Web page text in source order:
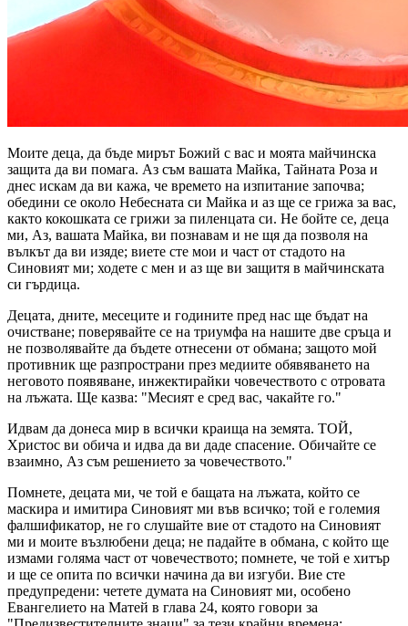
Моите деца, да бъде мирът Божий с вас и моята майчинска
защита да ви помага. Аз съм вашата Майка, Тайната Роза и
днес искам да ви кажа, че времето на изпитание започва;
обедини се около Небесната си Майка и аз ще се грижа за вас,
както кокошката се грижи за пиленцата си. Не бойте се, деца
ми, Аз, вашата Майка, ви познавам и не щя да позволя на
вълкът да ви изяде; виете сте мои и част от стадото на
Синовият ми; ходете с мен и аз ще ви защитя в майчинската
си гърдица.
Децата, дните, месеците и годините пред нас ще бъдат на
очистване; поверявайте се на триумфа на нашите две сръцa и
не позволявайте да бъдете отнесени от обмана; защото мой
противник ще разпространи през медиите обявяването на
неговото появяване, инжектирайки човечеството с отровата
на лъжата. Ще казва: "Месият е сред вас, чакайте го."
Идвам да донеса мир в всички краища на земята. ТОЙ,
Христос ви обича и идва да ви даде спасение. Обичайте се
взаимно, Аз съм решението за човечеството."
Помнете, децата ми, че той е бащата на лъжата, който се
маскира и имитира Синовият ми във всичко; той е големия
фалшификатор, не го слушайте вие от стадото на Синовият
ми и моите възлюбени деца; не падайте в обмана, с който ще
измами голяма част от човечеството; помнете, че той е хитър
и ще се опита по всички начинa да ви изгуби. Вие сте
предупредени: четете думата на Синовият ми, особено
Евангелието на Матей в глава 24, която говори за